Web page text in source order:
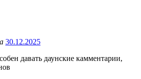
30.12.2025
давать даунские камментарии,